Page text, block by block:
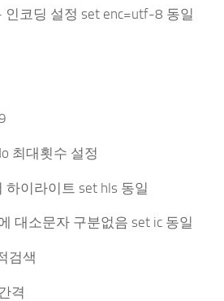
코딩 설정 set enc=utf-8 동일
최대횟수 설정
이라이트 set hls 동일
대소문자 구분없음 set ic 동일
검색
격